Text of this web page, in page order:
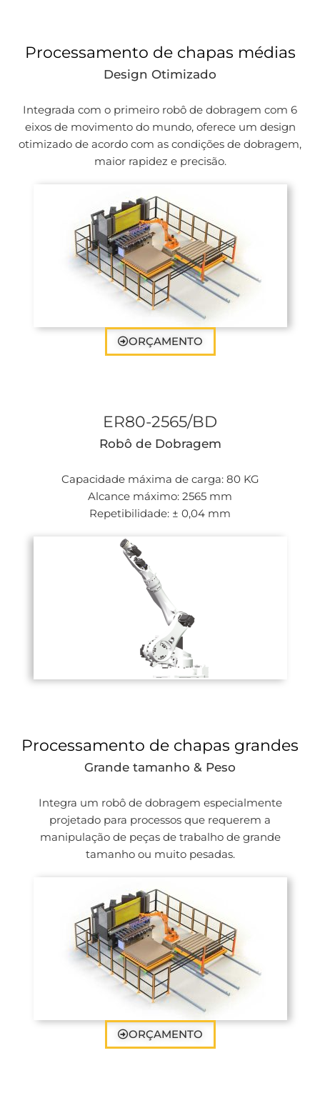
Processamento de chapas médias
Design Otimizado
Integrada com o primeiro robô de dobragem com 6
eixos de movimento do mundo, oferece um design
otimizado de acordo com as condições de dobragem,
maior rapidez e precisão.
ORÇAMENTO
ER80-2565/BD
Robô de Dobragem
Capacidade máxima de carga: 80 KG
Alcance máximo: 2565 mm
Repetibilidade: ± 0,04 mm
Processamento de chapas grandes
Grande tamanho & Peso
Integra um robô de dobragem especialmente
projetado para processos que requerem a
manipulação de peças de trabalho de grande
tamanho ou muito pesadas.
ORÇAMENTO